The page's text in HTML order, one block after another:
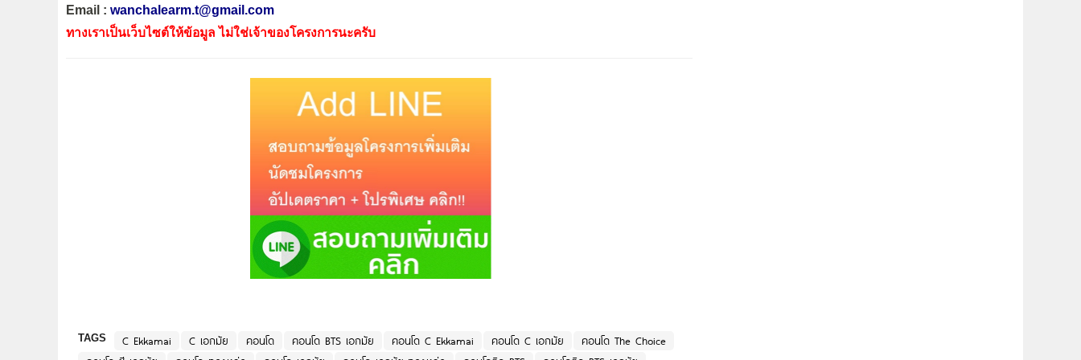
Email : wanchalearm.t@gmail.com
ทางเราเป็นเว็บไซต์ให้ข้อมูล ไม่ใช่เจ้าของโครงการนะครับ
TAGS C Ekkamai C เอกมัย คอนโด คอนโด BTS เอกมัย คอนโด C Ekkamai คอนโด C เอกมัย
คอนโด The Choice